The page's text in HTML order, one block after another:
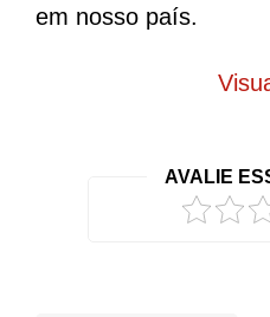
em nosso país.
AVALIE